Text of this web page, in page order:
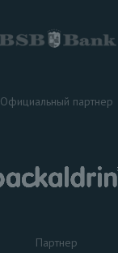
Официальный партнер
Партнер